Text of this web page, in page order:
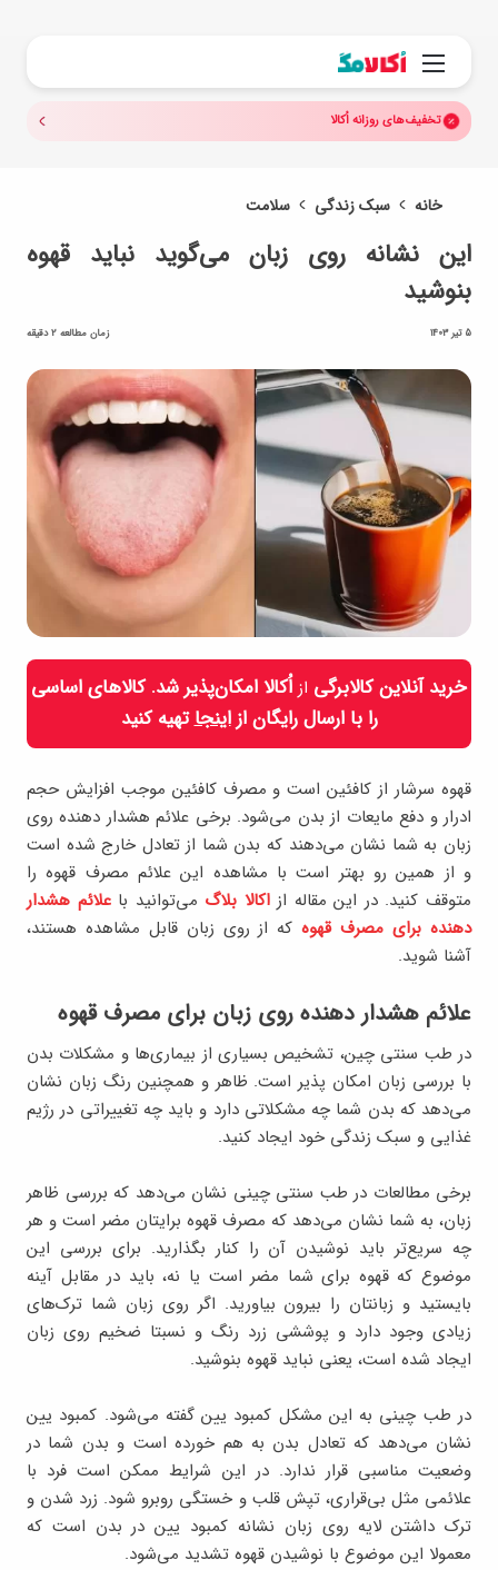
منو
تخفیف‌های روزانه اُکالا
خانه سبک زندگی سلامت
این نشانه روی زبان می‌گوید نباید قهوه
بنوشید
5 تیر 1403 زمان مطالعه 2 دقیقه
خرید آنلاین کالابرگی از اُکالا امکان‌پذیر شد. کالاهای اساسی
را با ارسال رایگان ازاینجاتهیه کنید
قهوه سرشار از کافئین است و مصرف کافئین موجب افزایش حجم
ادرار و دفع مایعات از بدن می‌شود. برخی علائم هشدار دهنده روی
زبان به شما نشان می‌دهند که بدن شما از تعادل خارج شده است
و از همین رو بهتر است با مشاهده این علائم مصرف قهوه را
متوقف کنید. در این مقاله ازاکالا بلاگ می‌توانید باعلائم هشدار
دهنده برای مصرف قهوهکه از روی زبان قابل مشاهده هستند،
آشنا شوید.
علائم هشدار دهنده روی زبان برای مصرف قهوه
در طب سنتی چین، تشخیص بسیاری از بیماری‌ها و مشکلات بدن
با بررسی زبان امکان پذیر است. ظاهر و همچنین رنگ زبان نشان
می‌دهد که بدن شما چه مشکلاتی دارد و باید چه تغییراتی در رژیم
غذایی و سبک زندگی خود ایجاد کنید.
برخی مطالعات در طب سنتی چینی نشان می‌دهد که بررسی ظاهر
زبان، به شما نشان می‌دهد که مصرف قهوه برایتان مضر است و هر
چه سریع‌تر باید نوشیدن آن را کنار بگذارید. برای بررسی این
موضوع که قهوه برای شما مضر است یا نه، باید در مقابل آینه
بایستید و زبانتان را بیرون بیاورید. اگر روی زبان شما ترک‌های
زیادی وجود دارد و پوششی زرد رنگ و نسبتا ضخیم روی زبان
ایجاد شده است، یعنی نباید قهوه بنوشید.
در طب چینی به این مشکل کمبود یین گفته می‌شود. کمبود یین
نشان می‌دهد که تعادل بدن به هم خورده است و بدن شما در
وضعیت مناسبی قرار ندارد. در این شرایط ممکن است فرد با
علائمی مثل بی‌قراری، تپش قلب و خستگی روبرو شود. زرد شدن و
ترک داشتن لایه روی زبان نشانه کمبود یین در بدن است که
معمولا این موضوع با نوشیدن قهوه تشدید می‌شود.